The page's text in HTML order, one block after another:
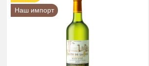
Наш импорт